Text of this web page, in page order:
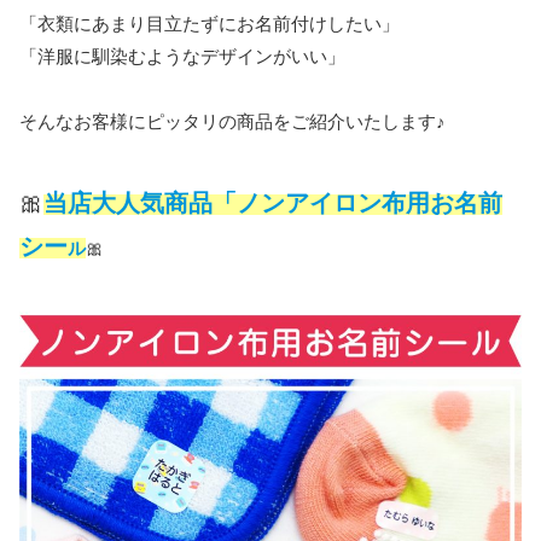
「衣類にあまり目立たずにお名前付けしたい」
「洋服に馴染むようなデザインがいい」
そんなお客様にピッタリの商品をご紹介いたします♪
🎀当店大人気商品「ノンアイロン布用お名前
シール🎀